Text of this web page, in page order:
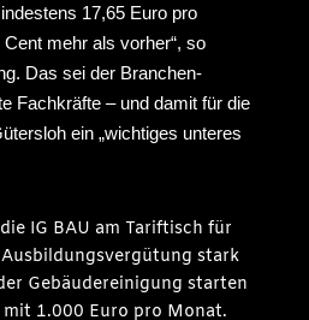
17,65 Euro pro
mehr als vorher“, so
Das sei der Branchen-
Fachkräfte – und damit für die
ein „wichtiges unteres
IG BAU am Tariftisch für
stark
Gebäudereinigung starten
1.000 Euro pro Monat.